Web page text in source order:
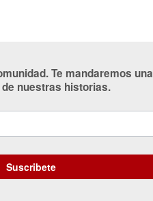
Te mandaremos una
nuestras historias.